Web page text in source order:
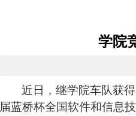
学院
近日，继学院车队获
届蓝桥杯全国软件和信息